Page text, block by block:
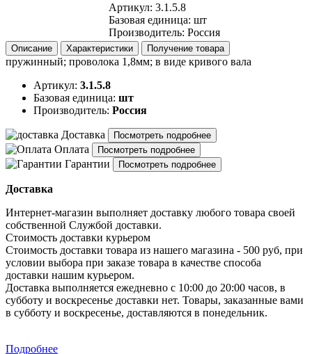
Артикул: 3.1.5.8
Базовая единица: шт
Производитель: Россия
Описание Характеристики Получение товара
пружинный; проволока 1,8мм; в виде кривого вала
Артикул: 3.1.5.8
Базовая единица: шт
Производитель: Россия
Доставка Посмотреть подробнее
Оплата Посмотреть подробнее
Гарантии Посмотреть подробнее
Доставка
Интернет-магазин выполняет доставку любого товара своей
собственной Службой доставки.
Стоимость доставки курьером
Стоимость доставки товара из нашего магазина - 500 руб, при
условии выбора при заказе товара в качестве способа
доставки нашим курьером.
Доставка выполняется ежедневно с 10:00 до 20:00 часов, в
субботу и воскресенье доставки нет. Товары, заказанные вами
в субботу и воскресенье, доставляются в понедельник.
Подробнее